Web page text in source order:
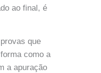
ao final, é
que
como a
a apuração